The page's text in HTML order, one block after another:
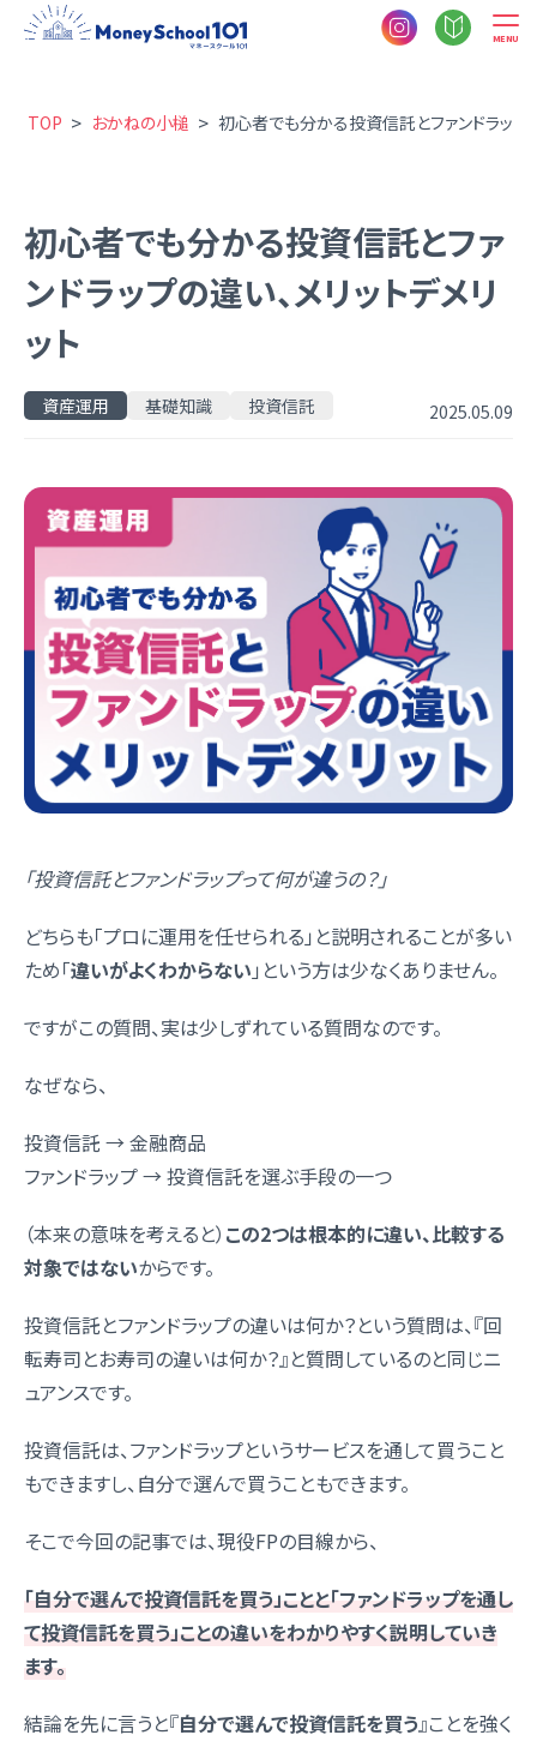
MENU
TOP > おかねの小槌 > 初心者でも分かる投資信託とファンドラップ
初心者でも分かる投資信託とファ
ンドラップの違い、メリットデメリ
ット
資産運用 基礎知識 投資信託 2025.05.09
「投資信託とファンドラップって何が違うの？」
どちらも「プロに運用を任せられる」と説明されることが多い
ため「違いがよくわからない 」という方は少なくありません。
ですがこの質問、実は少しずれている質問なのです。
なぜなら、
投資信託 → 金融商品
ファンドラップ → 投資信託を選ぶ手段の一つ
（本来の意味を考えると） この2つは根本的に違い、比較する
対象ではないからです。
投資信託とファンドラップの違いは何か？という質問は、『回
転寿司とお寿司の違いは何か？』と質問しているのと同じニ
ュアンスです。
投資信託は、ファンドラップというサービスを通して買うこと
もできますし、自分で選んで買うこともできます。
そこで今回の記事では、現役FPの目線から、
「自分で選んで投資信託を買う」ことと「ファンドラップを通し
て投資信託を買う」ことの違いをわかりやすく説明していき
ます。
結論を先に言うと『自分で選んで投資信託を買う』ことを強く